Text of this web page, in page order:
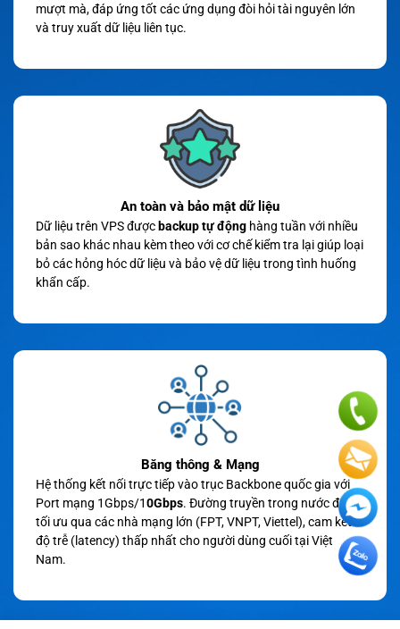
mượt mà, đáp ứng tốt các ứng dụng đòi hỏi tài nguyên lớn
và truy xuất dữ liệu liên tục.
An toàn và bảo mật dữ liệu
Dữ liệu trên VPS được backup tự động hàng tuần với nhiều
bản sao khác nhau kèm theo với cơ chế kiểm tra lại giúp loại
bỏ các hỏng hóc dữ liệu và bảo vệ dữ liệu trong tình huống
khẩn cấp.
Băng thông & Mạng
Hệ thống kết nối trực tiếp vào trục Backbone quốc gia với
Port mạng 1Gbps/10Gbps. Đường truyền trong nước được
tối ưu qua các nhà mạng lớn (FPT, VNPT, Viettel), cam kết
độ trễ (latency) thấp nhất cho người dùng cuối tại Việt
Nam.